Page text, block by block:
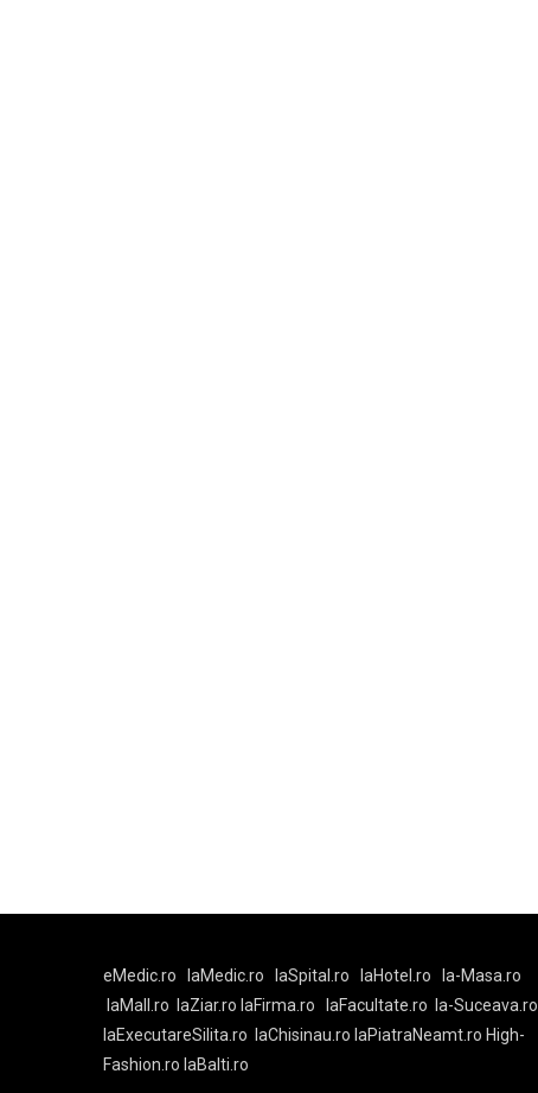
eMedic.ro laMedic.ro laSpital.ro laHotel.ro
la-Masa.ro
laMall.ro
laZiar.ro laFirma.ro laFacultate.ro
la-Suceava.ro
laExecutareSilita.ro
laChisinau.ro laPiatraNeamt.ro High-
Fashion.ro laBalti.ro